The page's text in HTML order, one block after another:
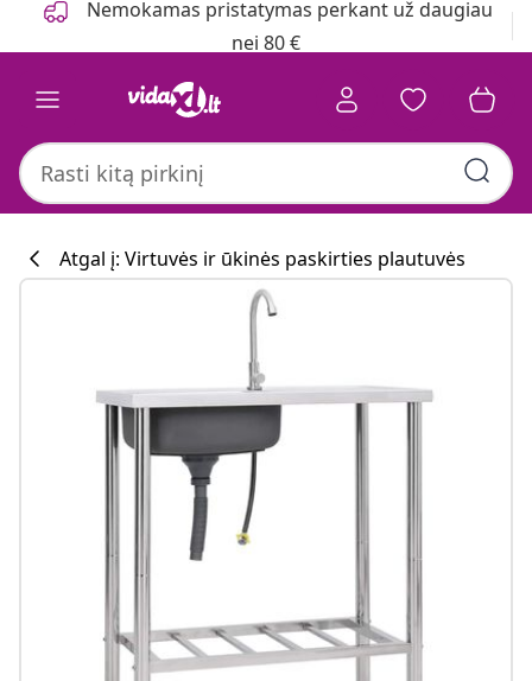
Nemokamas pristatymas perkant už daugiau
nei 80 €
Atgal į: Virtuvės ir ūkinės paskirties plautuvės